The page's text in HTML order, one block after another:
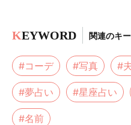
KEYWORD 関連のキ
#コーデ #写真 #
#夢占い #星座占い
#名前